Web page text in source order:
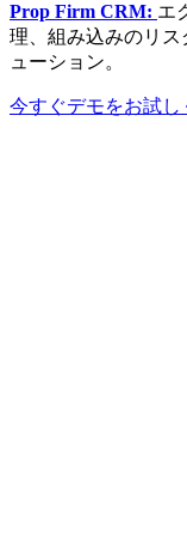
Prop Firm CRM: エ
理、組み込みのリス
ューション。
今すぐデモをお試し